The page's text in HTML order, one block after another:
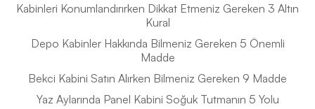
Kabinleri Konumlandırırken Dikkat Etmeniz Gereken 3 Altın
Kural
Depo Kabinler Hakkında Bilmeniz Gereken 5 Önemli
Madde
Bekci Kabini Satın Alırken Bilmeniz Gereken 9 Madde
Yaz Aylarında Panel Kabini Soğuk Tutmanın 5 Yolu